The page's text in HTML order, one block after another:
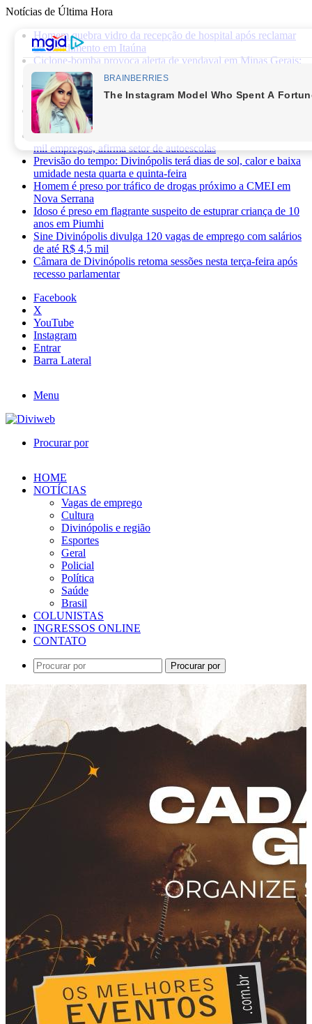
Notícias de Última Hora
Homem quebra vidro da recepção de hospital após reclamar
de atendimento em Itaúna
Ciclone-bomba provoca alerta de vendaval em Minas Gerais;
veja os impactos previstos para Divinópolis
Homem morre após sofrer choque elétrico e cair de oito
metros durante manutenção em academia
PRF apreende 75 mil maços de cigarros contrabandeados e
prende motorista na BR-262
Novas regras da CNH já provocaram perda de cerca de 100
mil empregos, afirma setor de autoescolas
Previsão do tempo: Divinópolis terá dias de sol, calor e baixa
umidade nesta quarta e quinta-feira
Homem é preso por tráfico de drogas próximo a CMEI em
Nova Serrana
Idoso é preso em flagrante suspeito de estuprar criança de 10
anos em Piumhi
Sine Divinópolis divulga 120 vagas de emprego com salários
de até R$ 4,5 mil
Câmara de Divinópolis retoma sessões nesta terça-feira após
recesso parlamentar
Facebook
X
YouTube
Instagram
Entrar
Barra Lateral
Menu
Procurar por
HOME
NOTÍCIAS
Vagas de emprego
Cultura
Divinópolis e região
Esportes
Geral
Policial
Política
Saúde
Brasil
COLUNISTAS
INGRESSOS ONLINE
CONTATO
Procurar por